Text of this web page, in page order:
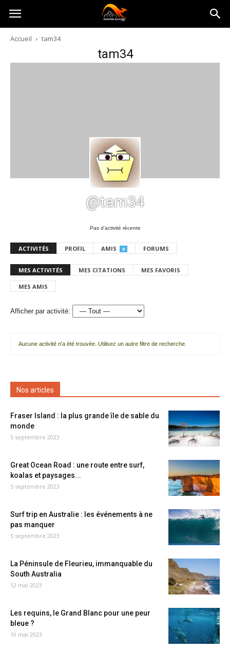
Australia-
australie.com
Accueil tam34
tam34
@tam34
Pas d’activité récente
ACTIVITÉS PROFIL AMIS 0 FORUMS
MES ACTIVITÉS MES CITATIONS MES FAVORIS
MES AMIS
Afficher par activité:
Aucune activité n'a été trouvée. Utilisez un autre filtre de recherche.
Nos articles
Fraser Island : la plus grande île de sable du
monde
5 septembre 2023
Great Ocean Road : une route entre surf,
koalas et paysages...
5 septembre 2023
Surf trip en Australie : les événements à ne
pas manquer
5 septembre 2023
La Péninsule de Fleurieu, immanquable du
South Australia
12 mai 2023
Les requins, le Grand Blanc pour une peur
bleue ?
10 mai 2023